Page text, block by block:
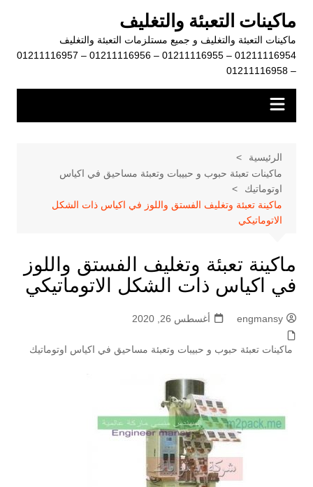
المحتوى
ماكينات التعبئة والتغليف
ماكينات التعبئة والتغليف و جميع مستلزمات التعبئة والتغليف
01211116954 – 01211116955 – 01211116956 – 01211116957
– 01211116958
الرئيسية
ماكينات تعبئة حبوب و حبيبات وتعبئة مساحيق في اكياس
اوتوماتيك
ماكينة تعبئة وتغليف الفستق واللوز في اكياس ذات الشكل
الاتوماتيكي
ماكينة تعبئة وتغليف الفستق واللوز
في اكياس ذات الشكل الاتوماتيكي
engmansy أغسطس 26, 2020
ماكينات تعبئة حبوب و حبيبات وتعبئة مساحيق في اكياس اوتوماتيك